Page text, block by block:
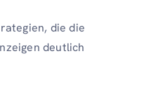
die die
deutlich